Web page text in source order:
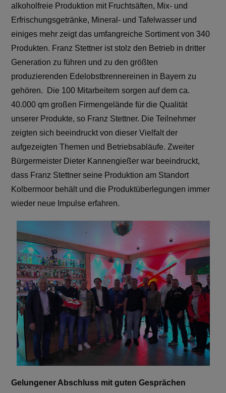
alkoholfreie Produktion mit Fruchtsäften, Mix- und
Erfrischungsgetränke, Mineral- und Tafelwasser und
einiges mehr zeigt das umfangreiche Sortiment von 340
Produkten. Franz Stettner ist stolz den Betrieb in dritter
Generation zu führen und zu den größten
produzierenden Edelobstbrennereinen in Bayern zu
gehören. Die 100 Mitarbeitern sorgen auf dem ca.
40.000 qm großen Firmengelände für die Qualität
unserer Produkte, so Franz Stettner. Die Teilnehmer
zeigten sich beeindruckt von dieser Vielfalt der
aufgezeigten Themen und Betriebsabläufe. Zweiter
Bürgermeister Dieter Kannengießer war beeindruckt,
dass Franz Stettner seine Produktion am Standort
Kolbermoor behält und die Produktüberlegungen immer
wieder neue Impulse erfahren.
Gelungener Abschluss mit guten Gesprächen